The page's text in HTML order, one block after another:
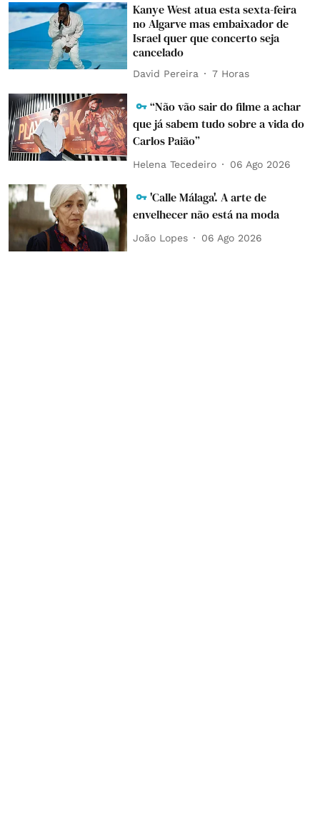
Kanye West atua esta sexta-feira
no Algarve mas embaixador de
Israel quer que concerto seja
cancelado
David Pereira 7 Horas
“Não vão sair do filme a achar
que já sabem tudo sobre a vida do
Carlos Paião”
Helena Tecedeiro 06 Ago 2026
'Calle Málaga'. A arte de
envelhecer não está na moda
João Lopes 06 Ago 2026